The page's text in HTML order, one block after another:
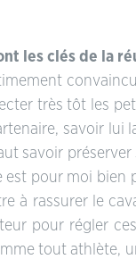
les clés de la
très tôt les
savoir lui
savoir
est pour moi bien
à rassurer le
pour régler
tout athlète,